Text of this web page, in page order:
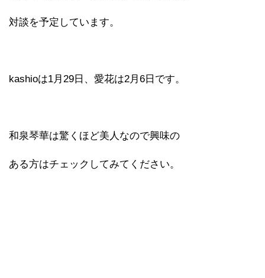
対談を予定しています。
kashioは1月29日、愛花は2月6日です。
和泉琴華は驚くほど美人なので興味の
ある方はチェックしてみてください。